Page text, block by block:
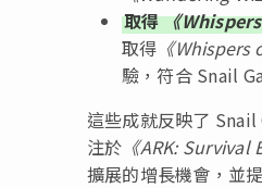
取得《
取得 《Whispers
驗，符合 Snail
這些成就反映了
注於 《ARK: Survival
擴展的增長機會，並